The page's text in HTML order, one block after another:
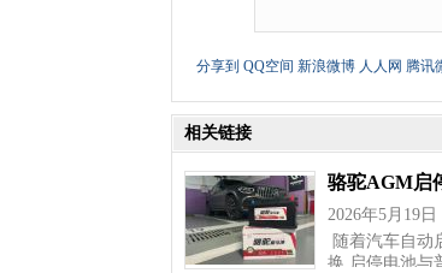
分享到 QQ空间 新浪微博 人人网 腾讯
相关链接
骆驼AGM启
2026年5月19日
随着汽车自动
换,启停电池与